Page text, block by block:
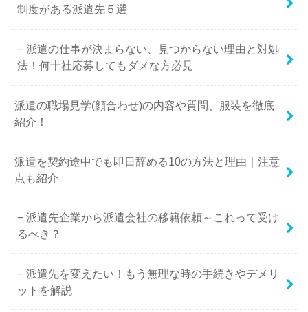
制度がある派遣先５選
派遣の仕事が決まらない、見つからない理由と対処
法！何十社応募してもダメな方必見
派遣の職場見学(顔合わせ)の内容や質問、服装を徹底
紹介！
派遣を契約途中でも即日辞める10の方法と理由｜注意
点も紹介
派遣先企業から派遣会社の移籍依頼～これって受け
るべき？
派遣先を変えたい！もう無理な時の手続きやデメリ
ットを解説